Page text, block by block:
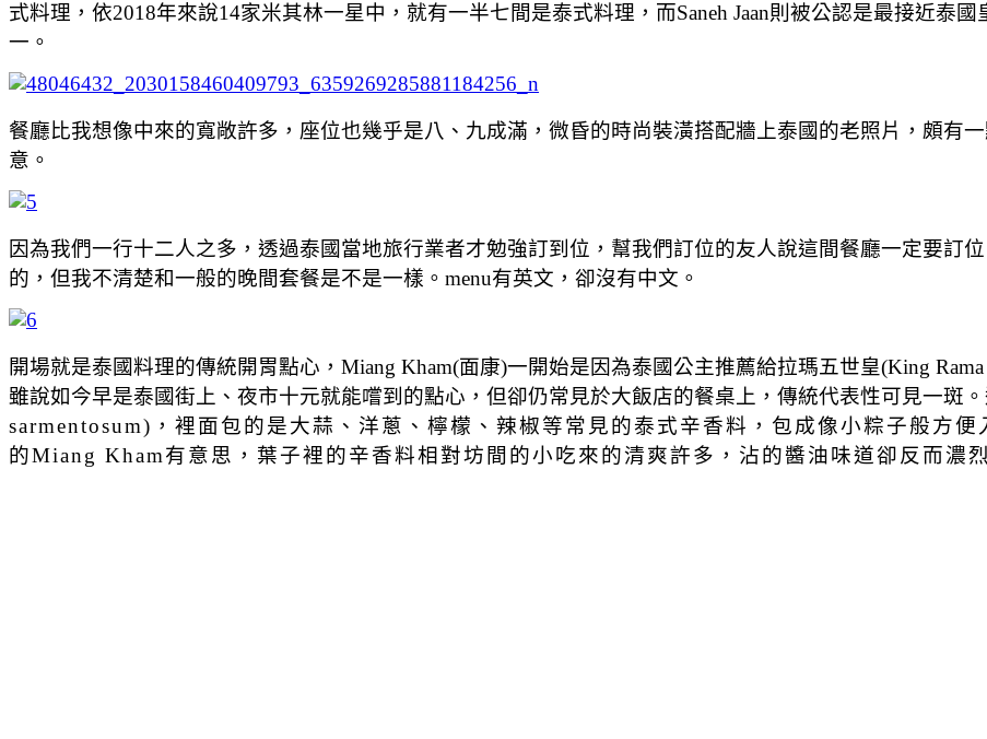
式料理，依2018年來說14家米其林一星中，就有一半七間是泰式料理，而Saneh Jaan則被公認是最接近泰
一。
餐廳比我想像中來的寬敞許多，座位也幾乎是八、九成滿，微昏的時尚裝潢搭配牆上泰國的老照片，頗有
意。
因為我們一行十二人之多，透過泰國當地旅行業者才勉強訂到位，幫我們訂位的友人說這間餐廳一定要訂
的，但我不清楚和一般的晚間套餐是不是一樣。menu有英文，卻沒有中文。
開場就是泰國料理的傳統開胃點心，Miang Kham(面康)一開始是因為泰國公主推薦給拉瑪五世皇(King
雖說如今早是泰國街上、夜市十元就能嚐到的點心，但卻仍常見於大飯店的餐桌上，傳統代表性可見一斑
sarmentosum)，裡面包的是大蒜、洋蔥、檸檬、辣椒等常見的泰式辛香料，包成像小粽子般方
的Miang Kham有意思，葉子裡的辛香料相對坊間的小吃來的清爽許多，沾的醬油味道卻反而濃